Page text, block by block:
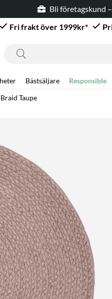
Bli företagskund
Fri frakt över 1999kr*
Bästsäljare Responsible
Taupe